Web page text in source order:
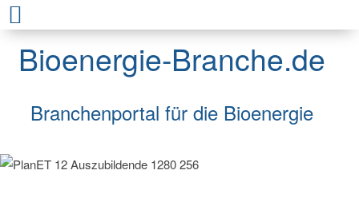
Bioenergie-Branche.de
Branchenportal für die Bioenergie